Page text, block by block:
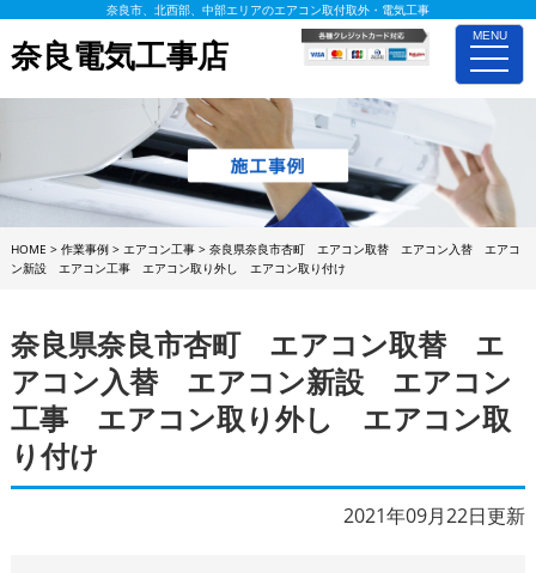
MENU
toggle
奈良市、北西部、中部エリアのエアコン取付取外・電気工事
奈良電気工事店
HOME > 作業事例> エアコン工事> 奈良県奈良市杏町 エアコン取替 エアコン入替 エアコ
ン新設 エアコン工事 エアコン取り外し エアコン取り付け
奈良県奈良市杏町 エアコン取替 エ
アコン入替 エアコン新設 エアコン
工事 エアコン取り外し エアコン取
り付け
2021年09月22日更新